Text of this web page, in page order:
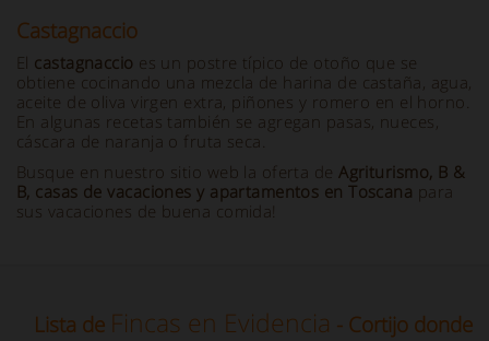
Castagnaccio
El castagnaccio es un postre típico de otoño que se
obtiene cocinando una mezcla de harina de castaña, agua,
aceite de oliva virgen extra, piñones y romero en el horno.
En algunas recetas también se agregan pasas, nueces,
cáscara de naranja o fruta seca.
Busque en nuestro sitio web la oferta deAgriturismo, B &
B, casas de vacaciones y apartamentos en Toscana para
sus vacaciones de buena comida!
Lista de Fincas en Evidencia - Cortijo donde